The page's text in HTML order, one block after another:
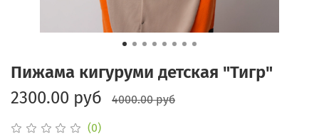
(0)
Пижама кигуруми детская "Тигр"
2300.00 руб
4000.00 руб